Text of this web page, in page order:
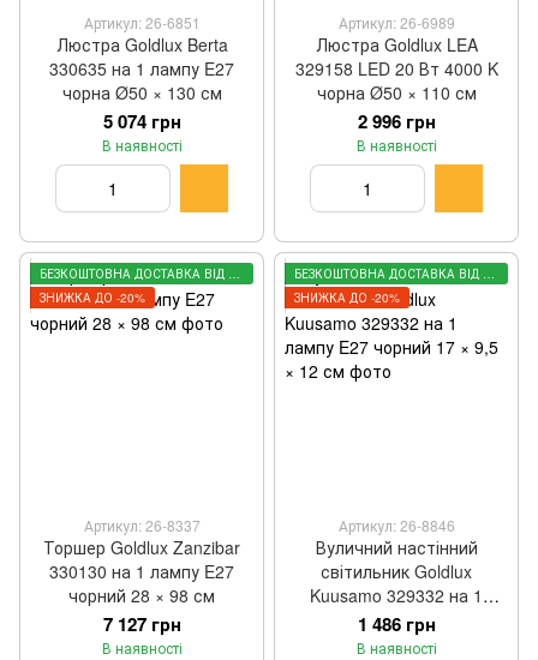
Артикул: 26-6851
Люстра Goldlux Berta
330635 на 1 лампу E27
чорна Ø50 × 130 см
5 074 грн
В наявності
Артикул: 26-6989
Люстра Goldlux LEA
329158 LED 20 Вт 4000 K
чорна Ø50 × 110 см
2 996 грн
В наявності
БЕЗКОШТОВНА ДОСТАВКА ВІД 3000 ГРН
ЗНИЖКА ДО -20%
Артикул: 26-8337
Торшер Goldlux Zanzibar
330130 на 1 лампу E27
чорний 28 × 98 см
7 127 грн
В наявності
БЕЗКОШТОВНА ДОСТАВКА ВІД 3000 ГРН
ЗНИЖКА ДО -20%
Артикул: 26-8846
Вуличний настінний
світильник Goldlux
Kuusamo 329332 на 1
лампу E27 чорний 17 × 9,5
× 12 см
1 486 грн
В наявності